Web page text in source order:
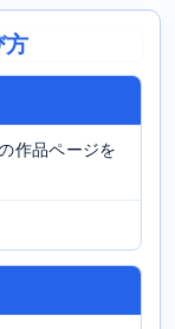
方
作品ページを